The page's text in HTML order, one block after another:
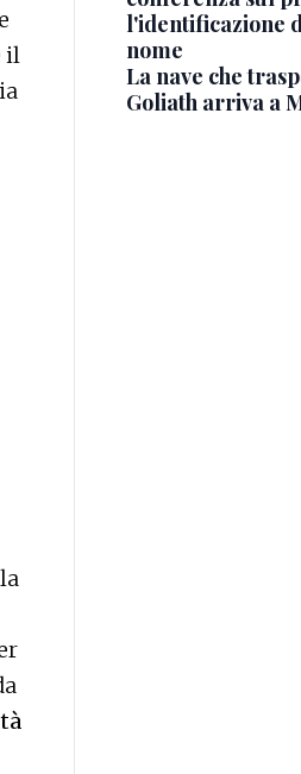
il
l'identificazione
nome
La nave che
Goliath arriva a